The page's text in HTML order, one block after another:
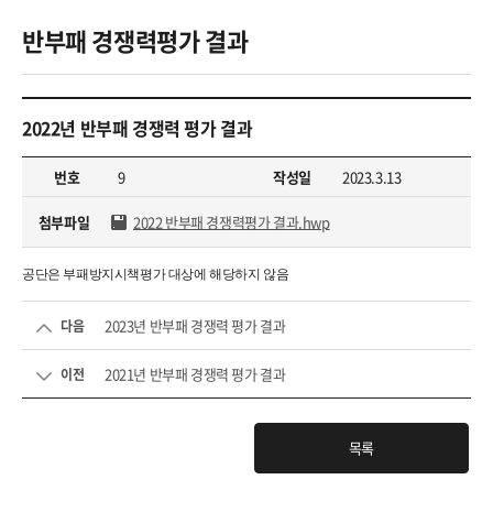
반부패 경쟁력평가 결과
2022년 반부패 경쟁력 평가 결과
번호 9 작성일 2023.3.13
첨부파일 2022 반부패 경쟁력평가 결과.hwp
공단은 부패방지시책평가 대상에 해당하지 않음
다음 2023년 반부패 경쟁력 평가 결과
이전 2021년 반부패 경쟁력 평가 결과
목록